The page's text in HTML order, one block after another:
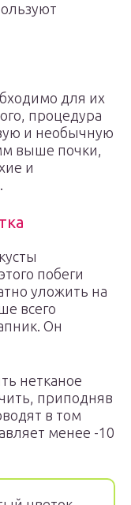
для их
процедура
и необычную
выше почки,
и
побеги
уложить на
всего
Он
нетканое
приподняв
в том
менее -10